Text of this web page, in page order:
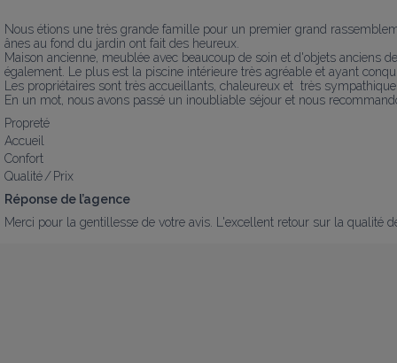
Nous étions une très grande famille pour un premier grand
ânes au fond du jardin ont fait des heureux.
Maison ancienne, meublée avec beaucoup de soin et d'objets anciens
également. Le plus est la piscine intérieure très agréable et ayant
Les propriétaires sont très accueillants, chaleureux et  très
En un mot, nous avons passé un inoubliable séjour et nous
Propreté
Accueil
Confort
Qualité / Prix
Réponse de l’agence
Merci pour la gentillesse de votre avis. L'excellent retour sur la qualité